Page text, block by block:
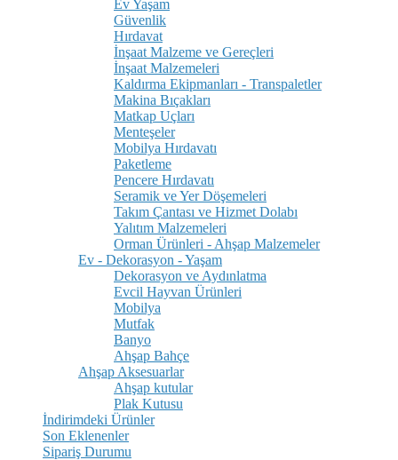
Ev Yaşam
Güvenlik
Hırdavat
İnşaat Malzeme ve Gereçleri
İnşaat Malzemeleri
Kaldırma Ekipmanları - Transpaletler
Makina Bıçakları
Matkap Uçları
Menteşeler
Mobilya Hırdavatı
Paketleme
Pencere Hırdavatı
Seramik ve Yer Döşemeleri
Takım Çantası ve Hizmet Dolabı
Yalıtım Malzemeleri
Orman Ürünleri - Ahşap Malzemeler
Ev - Dekorasyon - Yaşam
Dekorasyon ve Aydınlatma
Evcil Hayvan Ürünleri
Mobilya
Mutfak
Banyo
Ahşap Bahçe
Ahşap Aksesuarlar
Ahşap kutular
Plak Kutusu
İndirimdeki Ürünler
Son Eklenenler
Sipariş Durumu